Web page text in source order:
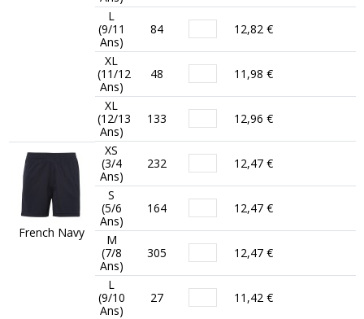
L
(9/11
Ans)
84 12,82 €
XL
(11/12
Ans)
48 11,98 €
XL
(12/13
Ans)
133 12,96 €
French Navy
XS
(3/4
Ans)
232 12,47 €
S
(5/6
Ans)
164 12,47 €
M
(7/8
Ans)
305 12,47 €
L
(9/10
Ans)
27 11,42 €